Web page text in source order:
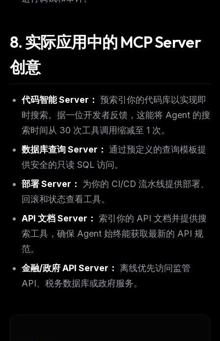
8. 实际应用中的 MCP Server
创意
代码智能 Server： 预索引你的代码库以实现即
时搜索。据一位开发者反馈，这能将 Agent 的搜
索时间从 30 次工具调用缩减至 1 次。
数据库查询 Server： 通过预定义的查询模板提
供安全的只读 SQL 访问。
部署 Server：
为你的 CI/CD 流水线提供部署、
回滚和状态查看工具。
API 文档 Server：
索引你的 API 文档并提供搜
索工具，确保 Agent 始终能获取最新的 API 规
范。
金融/政府 API Server： 离线优先访问监管
API、税务数据库或政府服务。